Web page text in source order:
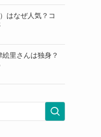
はなぜ人気？コ
絵里さんは独身？